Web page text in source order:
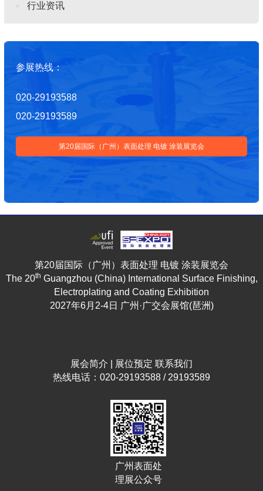
行业资讯
参展热线：
020-29193588
020-29193589
第20届国际（广州）表面处理 电镀 涂装展览会
第20届国际（广州）表面处理 电镀 涂装展览会
The 20th Guangzhou (China) International Surface Finishing,
Electroplating and Coating Exhibition
2027年6月2-4日 广州·广交会展馆(琶洲)
展会简介 展位预定 联系我们
热线电话：020-29193588 / 29193589
广州表面处
理展公众号